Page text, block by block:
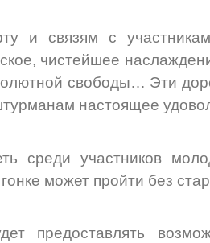
и связям с
чистейшее
свободы… Эти
настоящее
среди участников
может пройти без
предоставлять